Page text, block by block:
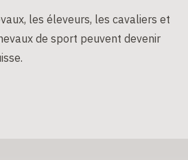
les éleveurs, les cavaliers et
de sport peuvent devenir